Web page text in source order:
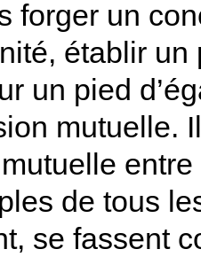
forger un
établir
un pied
mutuelle.
de tous
se fassent